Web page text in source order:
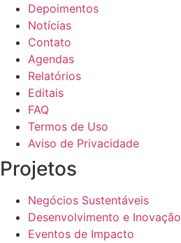
Depoimentos
Notícias
Contato
Agendas
Relatórios
Editais
FAQ
Termos de Uso
Aviso de Privacidade
Projetos
Negócios Sustentáveis
Desenvolvimento e Inovação
Eventos de Impacto